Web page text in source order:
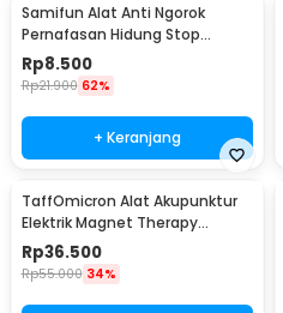
Samifun Alat Anti Ngorok
Pernafasan Hidung Stop
Snoring Air Purifier - MX-555
Rp8.500
Rp21.900 62%
+ Keranjang
TaffOmicron Alat Akupunktur
Elektrik Magnet Therapy
Battery - DF-618
Rp36.500
Rp55.000 34%